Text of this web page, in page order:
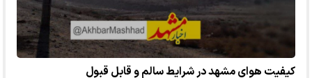
کیفیت هوای مشهد در شرایط سالم و قابل قبول